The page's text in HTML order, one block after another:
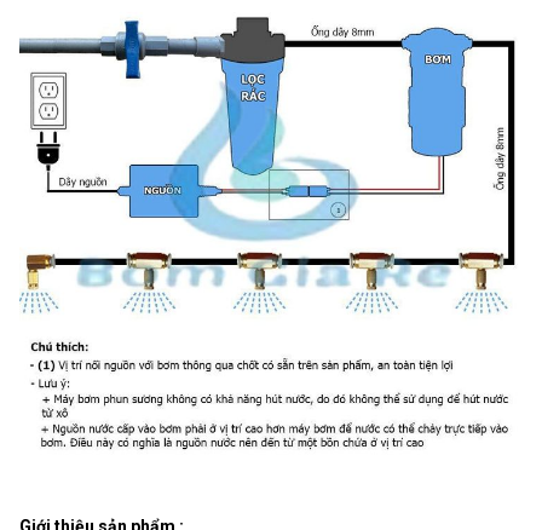
Giới thiệu sản phẩm :